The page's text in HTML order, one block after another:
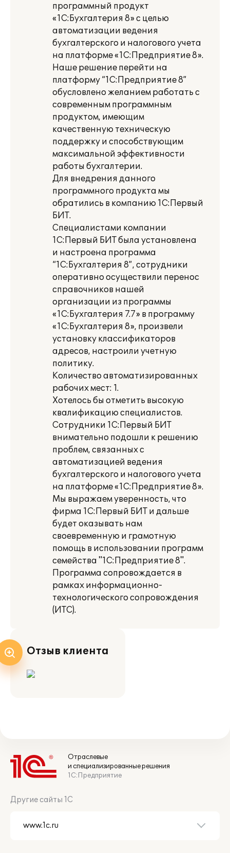
программный продукт
«1С:Бухгалтерия 8» с целью
автоматизации ведения
бухгалтерского и налогового учета
на платформе «1С:Предприятие 8».
Наше решение перейти на
платформу “1С:Предприятие 8”
обусловлено желанием работать с
современным программным
продуктом, имеющим
качественную техническую
поддержку и способствующим
максимальной эффективности
работы бухгалтерии.
Для внедрения данного
программного продукта мы
обратились в компанию 1С:Первый
БИТ.
Специалистами компании
1С:Первый БИТ была установлена
и настроена программа
“1С:Бухгалтерия 8”, сотрудники
оперативно осуществили перенос
справочников нашей
организации из программы
«1С:Бухгалтерия 7.7» в программу
«1С:Бухгалтерия 8», произвели
установку классификаторов
адресов, настроили учетную
политику.
Количество автоматизированных
рабочих мест: 1.
Хотелось бы отметить высокую
квалификацию специалистов.
Сотрудники 1С:Первый БИТ
внимательно подошли к решению
проблем, связанных с
автоматизацией ведения
бухгалтерского и налогового учета
на платформе «1С:Предприятие 8».
Мы выражаем уверенность, что
фирма 1С:Первый БИТ и дальше
будет оказывать нам
своевременную и грамотную
помощь в использовании программ
семейства "1С:Предприятие 8".
Программа сопровождается в
рамках информационно-
технологического сопровождения
(ИТС).
Отзыв клиента
Отраслевые
и специализированные решения
1С:Предприятие
Другие сайты 1С